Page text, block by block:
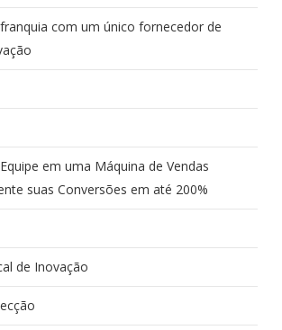
com um único fornecedor de
em uma Máquina de Vendas
suas Conversões em até 200%
de Inovação